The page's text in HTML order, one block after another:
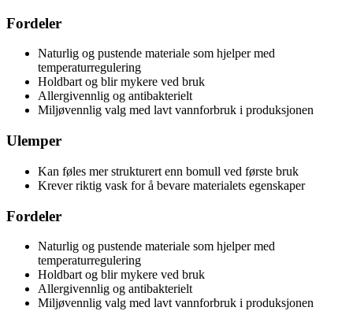
Fordeler
Naturlig og pustende materiale som hjelper med
temperaturregulering
Holdbart og blir mykere ved bruk
Allergivennlig og antibakterielt
Miljøvennlig valg med lavt vannforbruk i produksjonen
Ulemper
Kan føles mer strukturert enn bomull ved første bruk
Krever riktig vask for å bevare materialets egenskaper
Fordeler
Naturlig og pustende materiale som hjelper med
temperaturregulering
Holdbart og blir mykere ved bruk
Allergivennlig og antibakterielt
Miljøvennlig valg med lavt vannforbruk i produksjonen